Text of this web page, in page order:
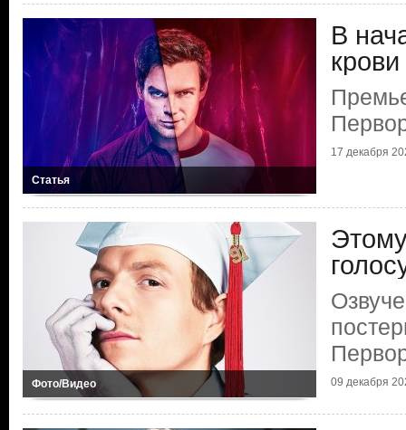
Статья
В
крови
17 декабря
Фото/Видео 09 декабря